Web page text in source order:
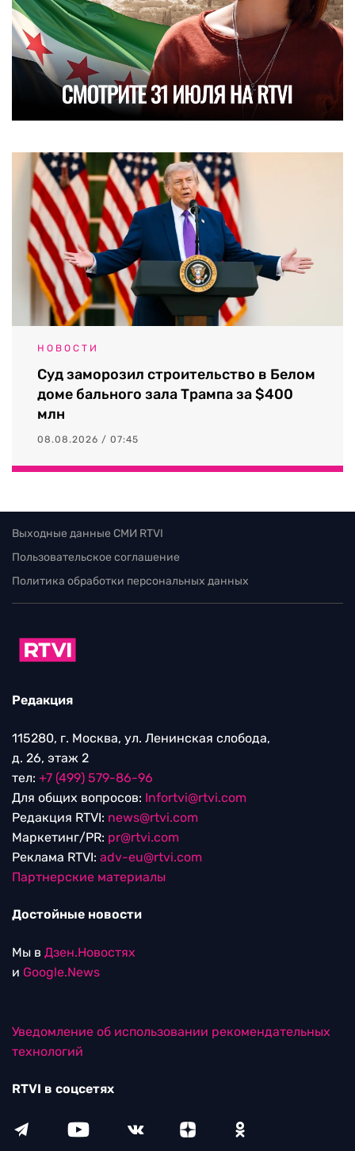
НОВОСТИ
Суд заморозил строительство в Белом
доме бального зала Трампа за $400
млн
08.08.2026 / 07:45
Выходные данные СМИ RTVI
Пользовательское соглашение
Политика обработки персональных данных
Редакция
115280, г. Москва, ул. Ленинская слобода,
д. 26, этаж 2
тел: +7 (499) 579-86-96
Для общих вопросов: Infortvi@rtvi.com
Редакция RTVI: news@rtvi.com
Маркетинг/PR: pr@rtvi.com
Реклама RTVI: adv-eu@rtvi.com
Партнерские материалы
Достойные новости
Мы в Дзен.Новостях
и Google.News
Уведомление об использовании рекомендательных
технологий
RTVI в соцсетях